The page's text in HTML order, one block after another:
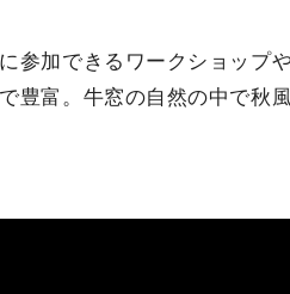
参加できるワークショップ
豊富。牛窓の自然の中で秋